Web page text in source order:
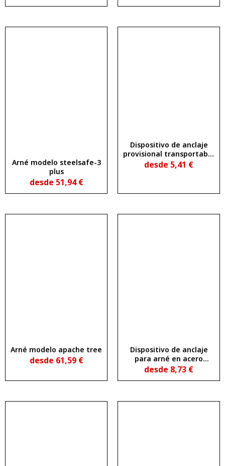
Arné modelo steelsafe-3
plus
desde 51,94€
Dispositivo de anclaje
provisional transportable
(cinta de anclaje) de 100
desde 5,41 €
Arné modelo apache tree
desde 61,59 €
Dispositivo de anclaje
para arné en acero
inoxidable plx hcr
desde 8,73 €